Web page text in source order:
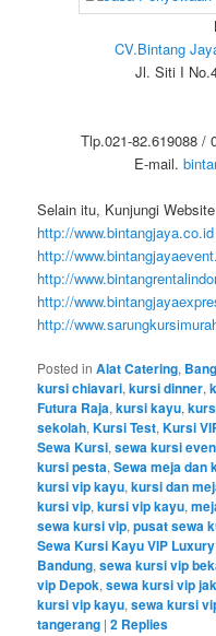
CV.Bintang
Jl. Siti I
Tlp.021-82.619088 /
E-mail.
Selain itu, Kunjungi
http://www.bintangjaya.co.id
http://
http://
http://
http://
Posted in Alat Catering,
kursi chiavari,kursi dinner,
Futura Raja,kursi kayu,
sekolah,Kursi Test,Kursi
Sewa Kursi,sewa kursi
kursi pesta,Sewa meja dan
kursi vip kayu,kursi dan
kursi vip,kursi vip kayu,
sewa kursi vip,pusat sewa
Sewa Kursi Kayu VIP Luxury
Bandung,sewa kursi vip
vip Depok,sewa kursi vip
kursi vip kayu,sewa kursi
tangerang |2 Replies